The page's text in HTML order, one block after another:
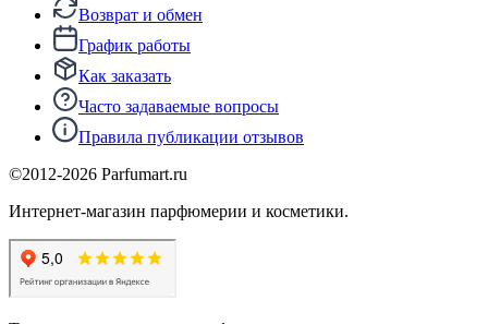
Возврат и обмен
График работы
Как заказать
Часто задаваемые вопросы
Правила публикации отзывов
©2012-2026 Parfumart.ru
Интернет-магазин парфюмерии и косметики.